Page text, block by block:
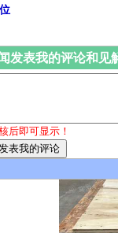
发表我的评论和见
后即可显示！